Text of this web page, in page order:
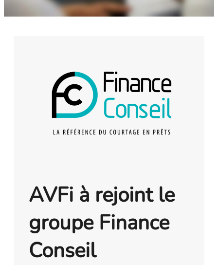
AVFi à rejoint le
groupe Finance
Conseil